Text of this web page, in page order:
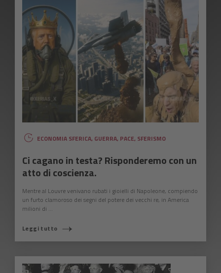
ECONOMIA SFERICA, GUERRA, PACE, SFERISMO
Ci cagano in testa? Risponderemo con un
atto di coscienza.
Mentre al Louvre venivano rubati i gioielli di Napoleone, compiendo
un furto clamoroso dei segni del potere dei vecchi re, in America
milioni di ...
Leggi tutto